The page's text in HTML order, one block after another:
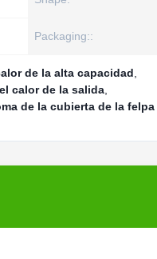
Packaging::
de la alta capacidad
calor de la salida
de la cubierta de la felpa